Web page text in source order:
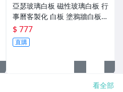
亞瑟玻璃白板 磁性玻璃白板 行
事曆客製化 白板 塗鴉牆白板
防眩光白板 圖案客製行事曆白
板
$ 777
直購
看全部